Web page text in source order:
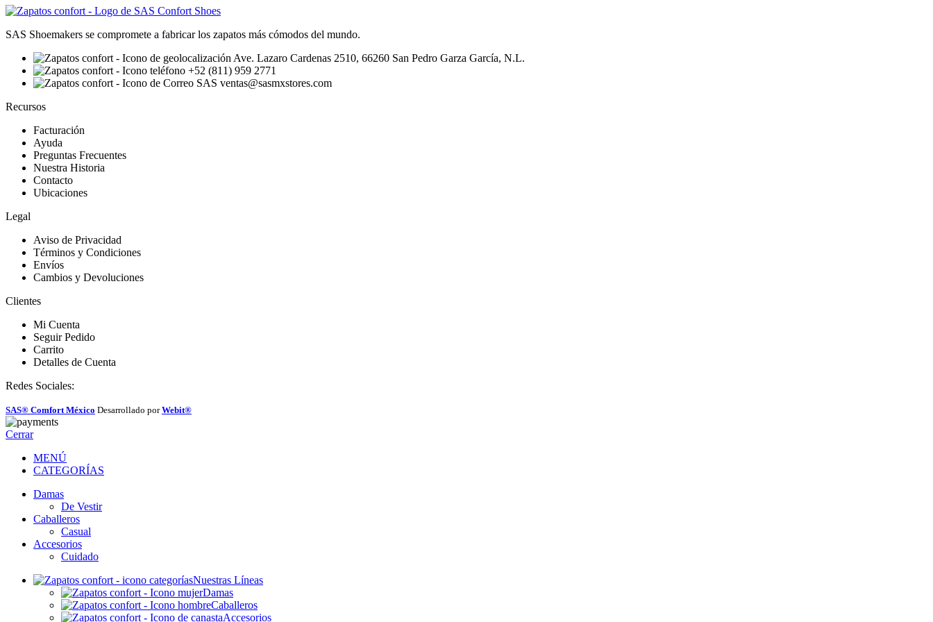
SAS Shoemakers se compromete a fabricar los zapatos más cómodos del mundo.
Ave. Lazaro Cardenas 2510, 66260 San Pedro Garza García, N.L.
+52 (811) 959 2771
ventas@sasmxstores.com
Recursos
Facturación
Ayuda
Preguntas Frecuentes
Nuestra Historia
Contacto
Ubicaciones
Legal
Aviso de Privacidad
Términos y Condiciones
Envíos
Cambios y Devoluciones
Clientes
Mi Cuenta
Seguir Pedido
Carrito
Detalles de Cuenta
Redes Sociales:
SAS® Comfort México Desarrollado porWebit®
Cerrar
MENÚ
CATEGORÍAS
Damas
De Vestir
Caballeros
Casual
Accesorios
Cuidado
Nuestras Líneas
Damas
Caballeros
Accesorios